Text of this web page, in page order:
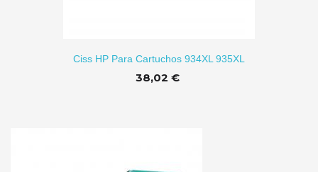
Ciss HP Para Cartuchos 934XL 935XL
38,02 €